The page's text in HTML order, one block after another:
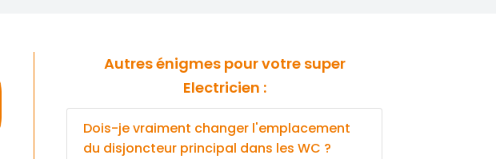
Autres énigmes pour votre super
Electricien :
Dois-je vraiment changer l'emplacement
du disjoncteur principal dans les WC ?